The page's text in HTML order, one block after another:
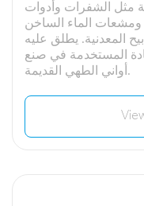
مثل الشفرات وأدوات
ومشعات الماء الساخن
المعدنية. يطلق عليه
المستخدمة في صنع
أواني الطهي القديمة.